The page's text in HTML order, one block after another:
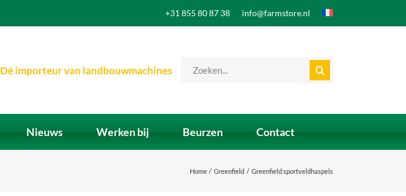
+31 855 80 87 38 info@farmstore.nl
Dé importeur van landbouwmachines
Nieuws Werken bij Beurzen Contact
Home Greenfield Greenfield sportveldhaspels